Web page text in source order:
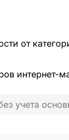
от
интернет-
учета